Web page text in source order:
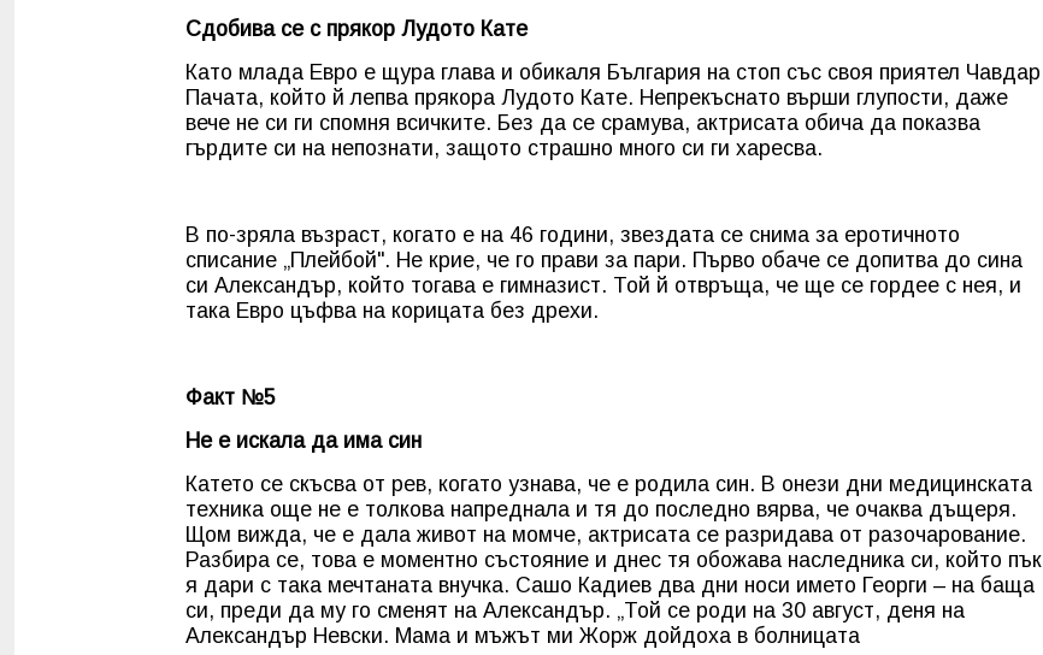
Сдобива се с прякор Лудото Кате
Като млада Евро е щура глава и обикаля България на стоп със своя приятел Чавдар
Пачата, който й лепва прякора Лудото Кате. Непрекъснато върши глупости, даже
вече не си ги спомня всичките. Без да се срамува, актрисата обича да показва
гърдите си на непознати, защото страшно много си ги харесва.
В по-зряла възраст, когато е на 46 години, звездата се снима за еротичното
списание „Плейбой". Не крие, че го прави за пари. Първо обаче се допитва до сина
си Александър, който тогава е гимназист. Той й отвръща, че ще се гордее с нея, и
така Евро цъфва на корицата без дрехи.
Факт №5
Не е искала да има син
Катето се скъсва от рев, когато узнава, че е родила син. В онези дни медицинската
техника още не е толкова напреднала и тя до последно вярва, че очаква дъщеря.
Щом вижда, че е дала живот на момче, актрисата се разридава от разочарование.
Разбира се, това е моментно състояние и днес тя обожава наследника си, който пък
я дари с така мечтаната внучка. Сашо Кадиев два дни носи името Георги – на баща
си, преди да му го сменят на Александър. „Той се роди на 30 август, деня на
Александър Невски. Мама и мъжът ми Жорж дойдоха в болницата